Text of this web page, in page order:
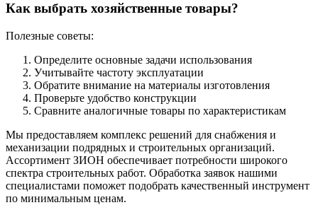
Как выбрать хозяйственные товары?
Полезные советы:
Определите основные задачи использования
Учитывайте частоту эксплуатации
Обратите внимание на материалы изготовления
Проверьте удобство конструкции
Сравните аналогичные товары по характеристикам
Мы предоставляем комплекс решений для снабжения и
механизации подрядных и строительных организаций.
Ассортимент ЗИОН обеспечивает потребности широкого
спектра строительных работ. Обработка заявок нашими
специалистами поможет подобрать качественный инструмент
по минимальным ценам.